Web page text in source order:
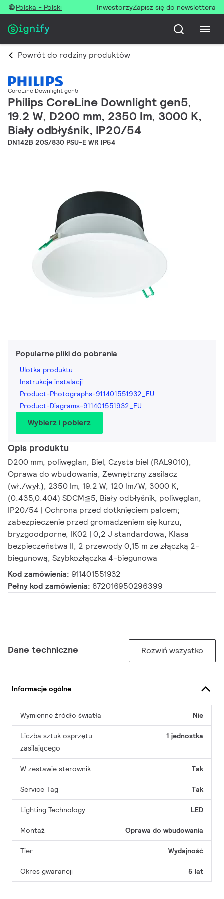
Polska - Polski InwestorzyZapisz się do newslettera
Powrót do rodziny produktów
CoreLine Downlight gen5
Philips CoreLine Downlight gen5,
19.2 W, D200 mm, 2350 lm, 3000 K,
Biały odbłyśnik, IP20/54
DN142B 20S/830 PSU-E WR IP54
Popularne pliki do pobrania
Ulotka produktu
Instrukcje instalacji
Product-Photographs-911401551932_EU
Product-Diagrams-911401551932_EU
Wybierz i pobierz
Opis produktu
D200 mm, poliwęglan, Biel, Czysta biel (RAL9010),
Oprawa do wbudowania, Zewnętrzny zasilacz
(wł./wył.), 2350 lm, 19.2 W, 120 lm/W, 3000 K,
(0.435,0.404) SDCM≦5, Biały odbłyśnik, poliwęglan,
IP20/54 | Ochrona przed dotknięciem palcem;
zabezpieczenie przed gromadzeniem się kurzu,
bryzgoodporne, IK02 | 0,2 J standardowa, Klasa
bezpieczeństwa II, 2 przewody 0,15 m ze złączką 2-
biegunową, Szybkozłączka 4-biegunowa
Kod zamówienia: 911401551932
Pełny kod zamówienia: 872016950296399
Dane techniczne Rozwiń wszystko
Informacje ogólne
Wymienne źródło światła Nie
Liczba sztuk osprzętu
zasilającego
1 jednostka
W zestawie sterownik Tak
Service Tag Tak
Lighting Technology LED
Montaż Oprawa do wbudowania
Tier Wydajność
Okres gwarancji 5 lat